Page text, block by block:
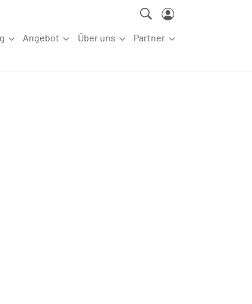
Submenu for "Aus-/Fortbildung"
Angebot
Submenu for "Angebot"
Über uns
Submenu for "Über uns"
Partner
Submenu for